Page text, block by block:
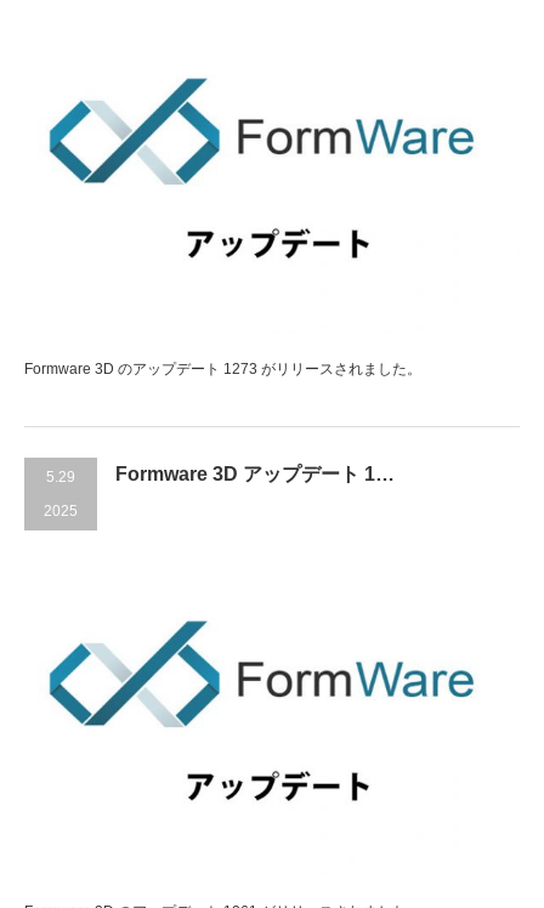
Formware 3D のアップデート 1273 がリリースされました。
5.29
2025
Formware 3D アップデート 1…